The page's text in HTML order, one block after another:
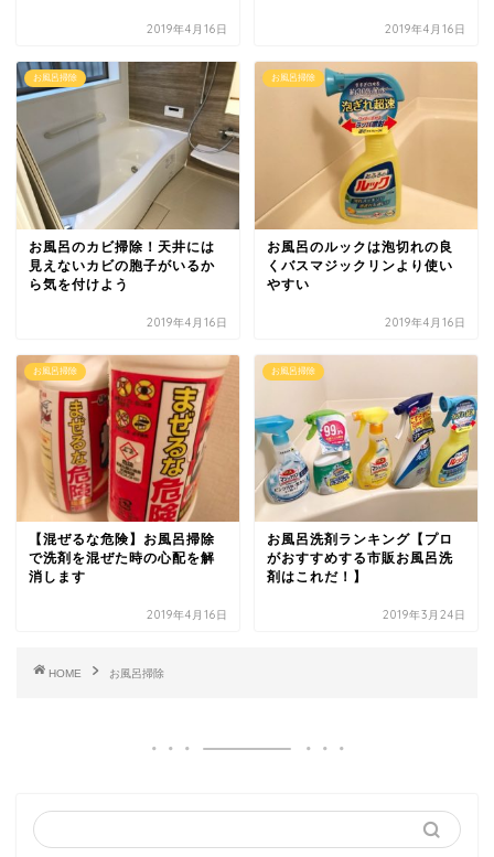
2019年4月16日 2019年4月16日
お風呂掃除
お風呂のカビ掃除！天井には
見えないカビの胞子がいるか
ら気を付けよう
2019年4月16日
お風呂掃除
お風呂のルックは泡切れの良
くバスマジックリンより使い
やすい
2019年4月16日
お風呂掃除
【混ぜるな危険】お風呂掃除
で洗剤を混ぜた時の心配を解
消します
2019年4月16日
お風呂掃除
お風呂洗剤ランキング【プロ
がおすすめする市販お風呂洗
剤はこれだ！】
2019年3月24日
HOME お風呂掃除